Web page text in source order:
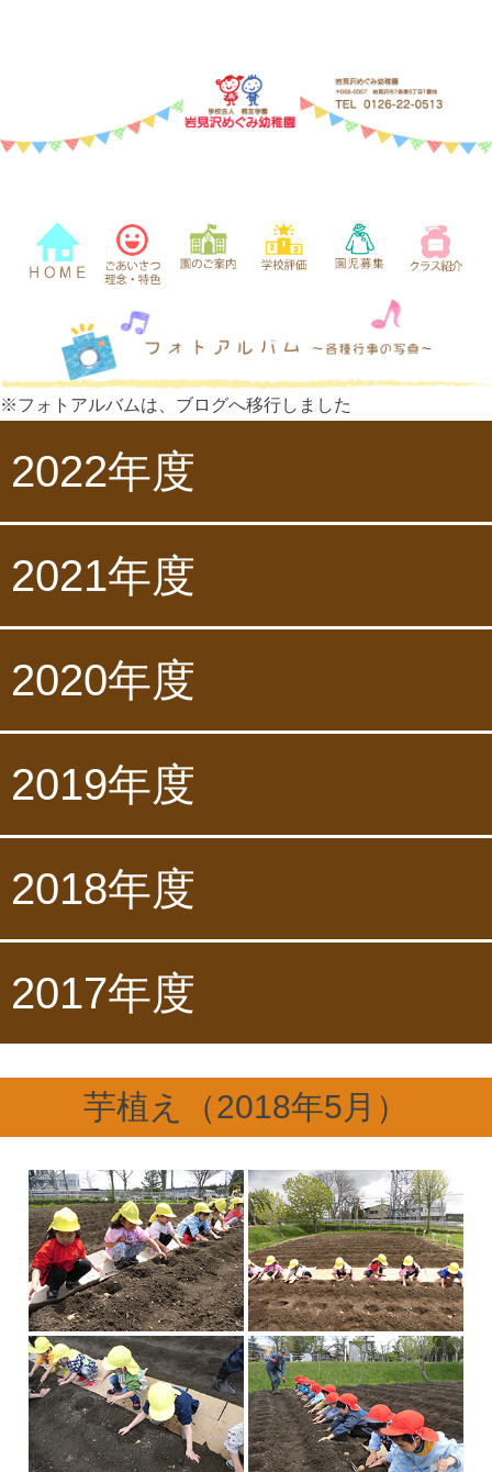
※フォトアルバムは、ブログへ移行しました
2022年度
2021年度
2020年度
2019年度
2018年度
2017年度
芋植え（2018年5月）